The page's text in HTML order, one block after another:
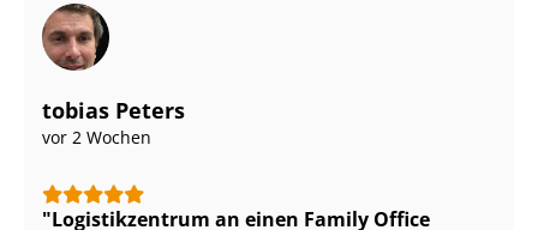
tobias Peters
vor 2 Wochen
Logistikzentrum an einen Family Office